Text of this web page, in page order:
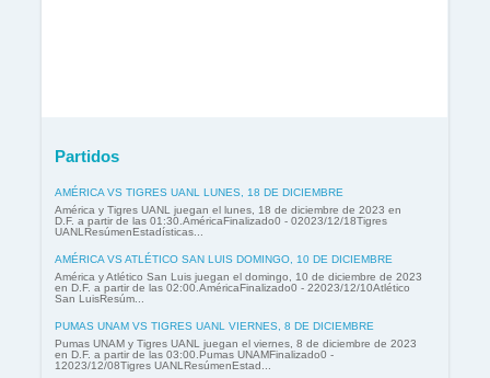
Partidos
AMÉRICA VS TIGRES UANL LUNES, 18 DE DICIEMBRE
América y Tigres UANL juegan el lunes, 18 de diciembre de 2023 en
D.F. a partir de las 01:30.AméricaFinalizado0 - 02023/12/18Tigres
UANLResúmenEstadísticas...
AMÉRICA VS ATLÉTICO SAN LUIS DOMINGO, 10 DE DICIEMBRE
América y Atlético San Luis juegan el domingo, 10 de diciembre de 2023
en D.F. a partir de las 02:00.AméricaFinalizado0 - 22023/12/10Atlético
San LuisResúm...
PUMAS UNAM VS TIGRES UANL VIERNES, 8 DE DICIEMBRE
Pumas UNAM y Tigres UANL juegan el viernes, 8 de diciembre de 2023
en D.F. a partir de las 03:00.Pumas UNAMFinalizado0 -
12023/12/08Tigres UANLResúmenEstad...